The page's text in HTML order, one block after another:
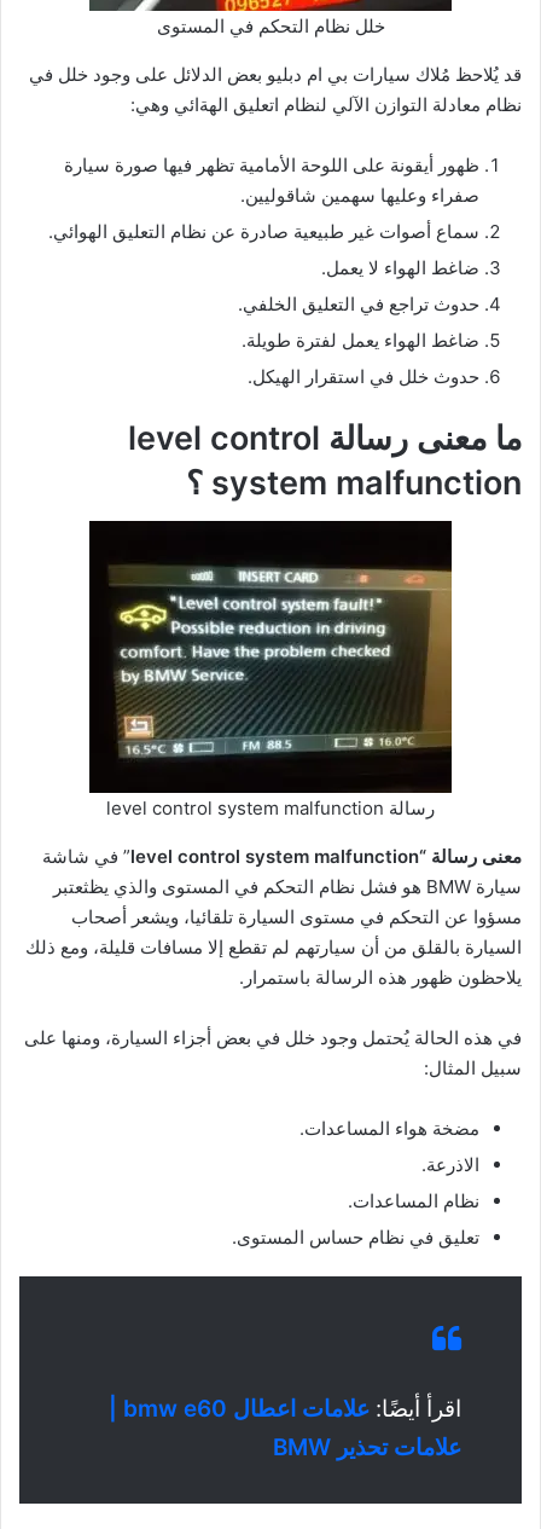
خلل نظام التحكم في المستوى
قد يُلاحظ مُلاك سيارات بي ام دبليو بعض الدلائل على وجود خلل في
نظام معادلة التوازن الآلي لنظام اتعليق الهةائي وهي:
ظهور أيقونة على اللوحة الأمامية تظهر فيها صورة سيارة
صفراء وعليها سهمين شاقوليين.
سماع أصوات غير طبيعية صادرة عن نظام التعليق الهوائي.
ضاغط الهواء لا يعمل.
حدوث تراجع في التعليق الخلفي.
ضاغط الهواء يعمل لفترة طويلة.
حدوث خلل في استقرار الهيكل.
ما معنى رسالة level control
system malfunction ؟
رسالة level control system malfunction
معنى رسالة “level control system malfunction
” في شاشة
سيارة BMW هو فشل نظام التحكم في المستوى والذي يظثعتبر
مسؤوا عن التحكم في مستوى السيارة تلقائيا، ويشعر أصحاب
السيارة بالقلق من أن سيارتهم لم تقطع إلا مسافات قليلة، ومع ذلك
يلاحظون ظهور هذه الرسالة باستمرار.
في هذه الحالة يُحتمل وجود خلل في بعض أجزاء السيارة، ومنها على
سبيل المثال:
مضخة هواء المساعدات.
الاذرعة.
نظام المساعدات.
تعليق في نظام حساس المستوى.
اقرأ أيضًا:
علامات تحذير BMW